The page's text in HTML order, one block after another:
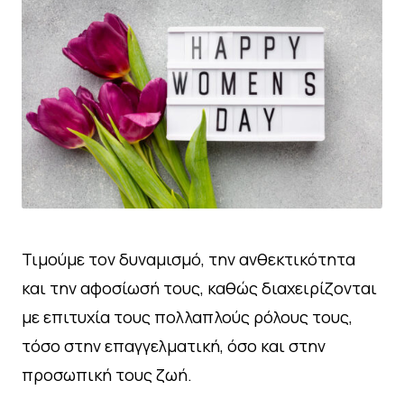
Τιμούμε τον δυναμισμό, την ανθεκτικότητα
και την αφοσίωσή τους, καθώς διαχειρίζονται
με επιτυχία τους πολλαπλούς ρόλους τους,
τόσο στην επαγγελματική, όσο και στην
προσωπική τους ζωή.